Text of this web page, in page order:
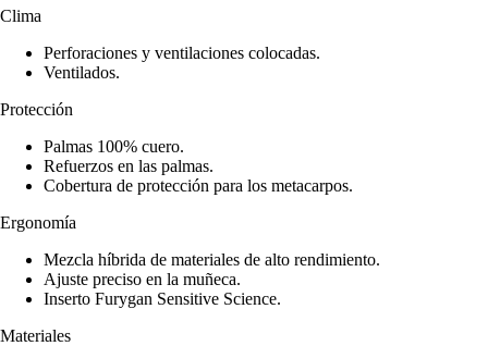
Clima
Perforaciones y ventilaciones colocadas.
Ventilados.
Protección
Palmas 100% cuero.
Refuerzos en las palmas.
Cobertura de protección para los metacarpos.
Ergonomía
Mezcla híbrida de materiales de alto rendimiento.
Ajuste preciso en la muñeca.
Inserto Furygan Sensitive Science.
Materiales